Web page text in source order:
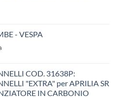
- VESPA
COD. 31638P:
"EXTRA" per APRILIA SR
IN CARBONIO